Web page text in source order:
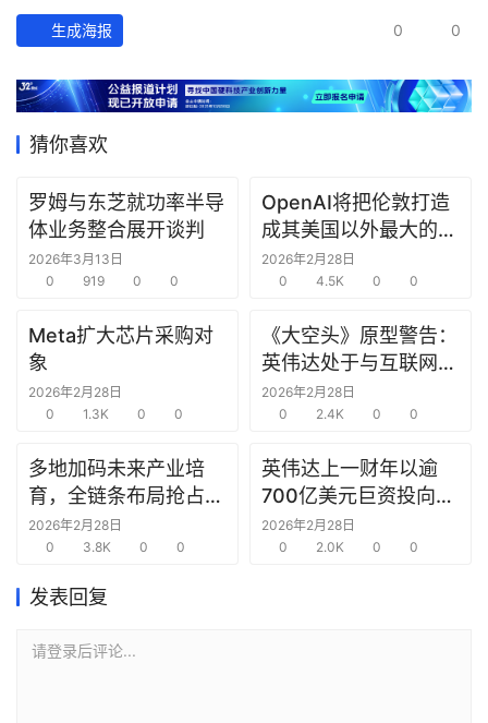
深
产
数
研
选
创
投
窗
合
生成海报 0 0
猜你喜欢
罗姆与东芝就功率半导
体业务整合展开谈判
2026年3月13日
0
919 0 0
OpenAI将把伦敦打造
成其美国以外最大的研
究中心
2026年2月28日
0
4.5K 0 0
Meta扩大芯片采购对
象
2026年2月28日
0
1.3K 0 0
《大空头》原型警告：
英伟达处于与互联网泡
沫时期思科同样的“危
险境地”
2026年2月28日
0
2.4K 0 0
多地加码未来产业培
育，全链条布局抢占新
赛道先机
2026年2月28日
0
3.8K 0 0
英伟达上一财年以逾
700亿美元巨资投向合
作方，竭力巩固AI芯片
需求
2026年2月28日
0
2.0K 0 0
发表回复
请登录后评论...